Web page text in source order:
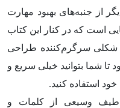
از جنبه‌های بهبود مهارت
است که در کنار این کتاب
شکلی سرگرم‌کننده طراحی
شما بتوانید خیلی سریع و
استفاده کنید.
طیف وسیعی از کلمات و